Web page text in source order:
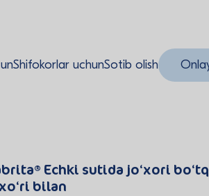
Shifokorlar uchunSotib olish
Echki sutida jo‘xori
bilan